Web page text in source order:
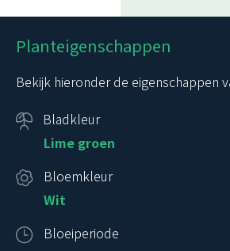
Planteigenschappen
Bekijk hieronder de eigenschappen
Bladkleur
Lime groen
Bloemkleur
Wit
Bloeiperiode